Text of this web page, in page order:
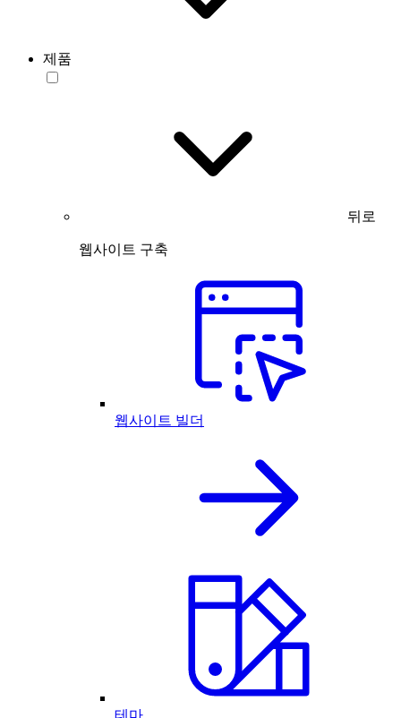
제품
뒤로
웹사이트 구축
웹사이트 빌더
테마